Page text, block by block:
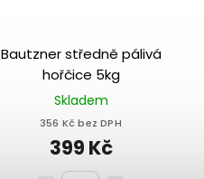
Bautzner středně pálivá
hořčice 5kg
Skladem
356 Kč bez DPH
399 Kč